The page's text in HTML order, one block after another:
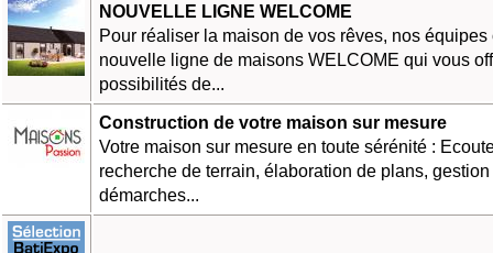
NOUVELLE LIGNE WELCOME
Pour réaliser la maison de vos rêves, nos
nouvelle ligne de maisons WELCOME qui vous
possibilités de...
Construction de votre maison sur mesure
Votre maison sur mesure en toute sérénité :
recherche de terrain, élaboration de plans,
démarches...